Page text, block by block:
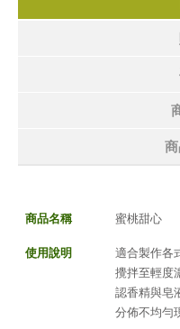
商品名稱 蜜桃甜心
使用說明
適合製作各
攪拌至輕度
認香精與皂
分佈不均勻